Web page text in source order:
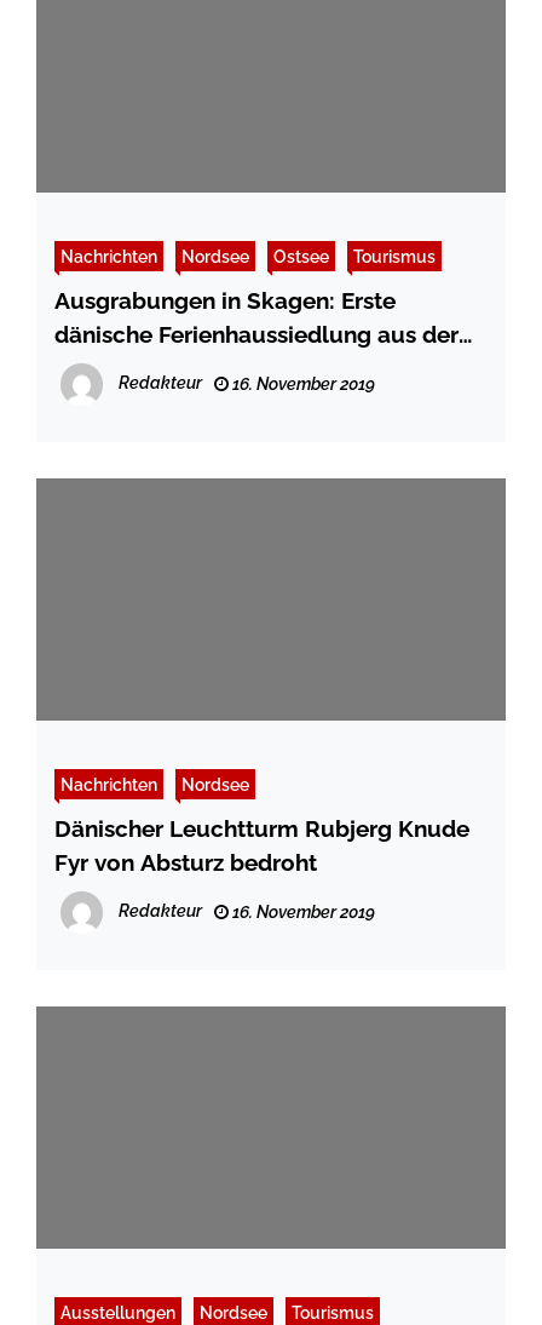
Nachrichten Nordsee Ostsee Tourismus
Ausgrabungen in Skagen: Erste
dänische Ferienhaussiedlung aus der
Wikingerzeit entdeckt
Redakteur 16. November 2019
Nachrichten Nordsee
Dänischer Leuchtturm Rubjerg Knude
Fyr von Absturz bedroht
Redakteur 16. November 2019
Ausstellungen Nordsee Tourismus